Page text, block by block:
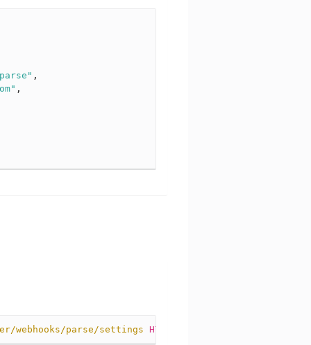
,
,
webhooks/parse/settings HTTP